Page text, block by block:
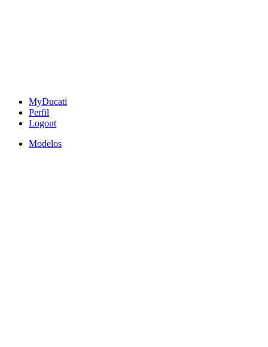
MyDucati
Perfil
Logout
Modelos